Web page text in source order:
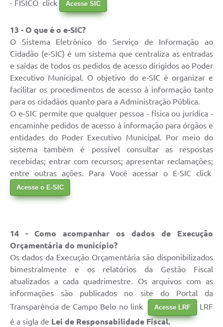
- FÍSICO click Acesse SIC
13 - O que é o e-SIC?
O Sistema Eletrônico do Serviço de Informação ao
Cidadão (e-SIC) é um sistema que centraliza as entradas
e saídas de todos os pedidos de acesso dirigidos ao Poder
Executivo Municipal. O objetivo do e-SIC é organizar e
facilitar os procedimentos de acesso à informação tanto
para os cidadãos quanto para a Administração Pública.
O e-SIC permite que qualquer pessoa - física ou jurídica -
encaminhe pedidos de acesso à informação para órgãos e
entidades do Poder Executivo Municipal. Por meio do
sistema também é possível consultar as respostas
recebidas; entrar com recursos; apresentar reclamações;
entre outras ações. Para Você acessar o E-SIC click
Acesse o E-SIC
14 - Como acompanhar os dados de Execução
Orçamentária do município?
Os dados da Execução Orçamentária são disponibilizados
bimestralmente e os relatórios da Gestão Fiscal
atualizados a cada quadrimestre. Os arquivos com as
informações são publicados no site do Portal da
Transparência de Campo Belo no link
Acesse LRF
LRF
é a sigla de Lei de Responsabilidade Fiscal.